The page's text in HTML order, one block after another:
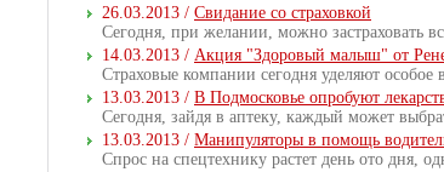
26.03.2013 / Свидание со страховкой
Сегодня, при желании, можно застраховать
14.03.2013 / Акция "Здоровый малыш" от
Страховые компании сегодня уделяют
13.03.2013 / В Подмосковье опробуют
Сегодня, зайдя в аптеку, каждый может
13.03.2013 / Манипуляторы в помощь
Спрос на спецтехнику растет день ото дня,